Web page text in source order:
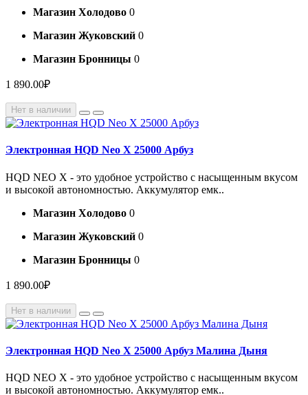
Магазин Холодово 0
Магазин Жуковский 0
Магазин Бронницы 0
1 890.00₽
Нет в наличии
Электронная HQD Neo X 25000 Арбуз
HQD NEO X - это удобное устройство с насыщенным вкусом
и высокой автономностью. Аккумулятор емк..
Магазин Холодово 0
Магазин Жуковский 0
Магазин Бронницы 0
1 890.00₽
Нет в наличии
Электронная HQD Neo X 25000 Арбуз Малина Дыня
HQD NEO X - это удобное устройство с насыщенным вкусом
и высокой автономностью. Аккумулятор емк..